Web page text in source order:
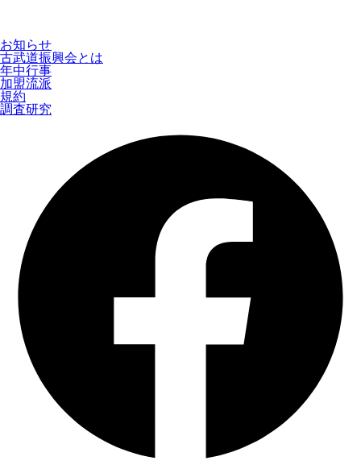
お知らせ
古武道振興会とは
年中行事
加盟流派
規約
調査研究